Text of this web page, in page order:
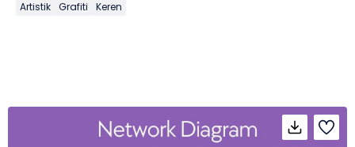
Artistik Grafiti Keren